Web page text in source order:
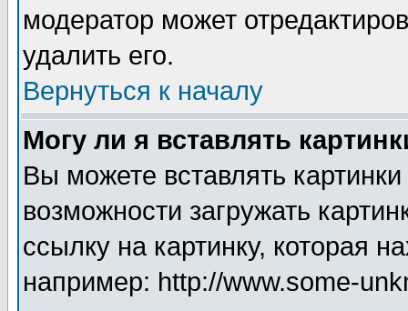
модератор может
удалить его.
Вернуться к началу
Могу ли я вставлять
Вы можете вставлять
возможности загружать
ссылку на картинку, которая
например: http://www.some-